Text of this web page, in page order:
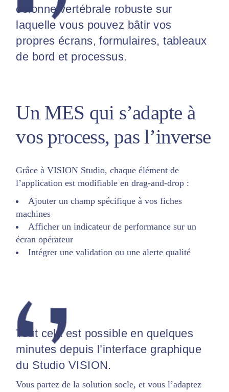
colonne vertébrale robuste sur
laquelle vous pouvez bâtir vos
propres écrans, formulaires, tableaux
de bord et processus.
Un MES qui s’adapte à
vos process, pas l’inverse
Grâce à VISION Studio, chaque élément de
l’application est modifiable en drag-and-drop :
Ajouter un champ spécifique à vos fiches
machines
Afficher un indicateur de performance sur un
écran opérateur
Intégrer une validation ou une alerte qualité
Tout cela est possible en quelques
minutes depuis l’interface graphique
du Studio VISION.
Vous partez de la solution socle, et vous l’adaptez